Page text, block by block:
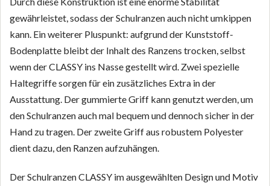
gewährleistet, sodass der Schulranzen auch nicht umkippen
kann. Ein weiterer Pluspunkt: aufgrund der Kunststoff-
Bodenplatte bleibt der Inhalt des Ranzens trocken, selbst
wenn der CLASSY ins Nasse gestellt wird. Zwei spezielle
Haltegriffe sorgen für ein zusätzliches Extra in der
Ausstattung. Der gummierte Griff kann genutzt werden, um
den Schulranzen auch mal bequem und dennoch sicher in der
Hand zu tragen. Der zweite Griff aus robustem Polyester
dient dazu, den Ranzen aufzuhängen.
Der Schulranzen CLASSY im ausgewählten Design und Motiv